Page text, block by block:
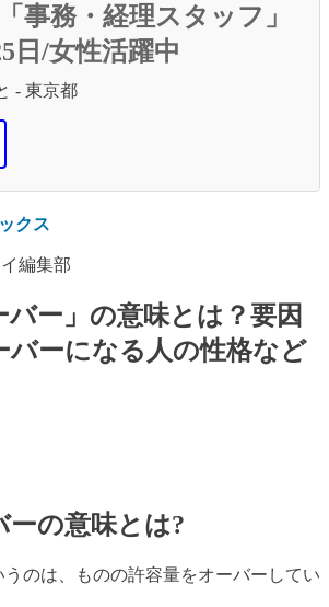
事務・経理スタッフ」
日/女性活躍中
- 東京都
クス
編集部
バー」の意味とは？要因
バーになる人の性格など
ーの意味とは?
のは、ものの許容量をオーバーしてい